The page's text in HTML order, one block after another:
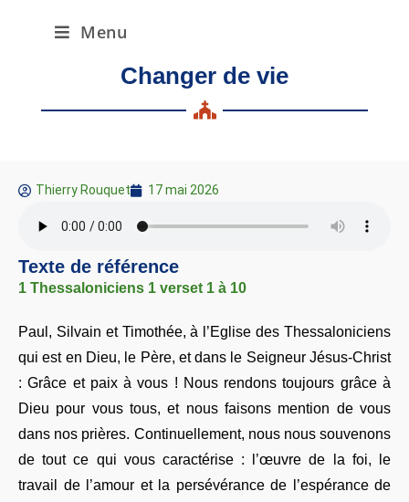
Menu
Changer de vie
Thierry Rouquet 17 mai 2026
Texte de référence
1 Thessaloniciens 1 verset 1 à 10
Paul, Silvain et Timothée, à l’Eglise des Thessaloniciens
qui est en Dieu, le Père, et dans le Seigneur Jésus-Christ
: Grâce et paix à vous ! Nous rendons toujours grâce à
Dieu pour vous tous, et nous faisons mention de vous
dans nos prières. Continuellement, nous nous souvenons
de tout ce qui vous caractérise : l’œuvre de la foi, le
travail de l’amour et la persévérance de l’espérance de